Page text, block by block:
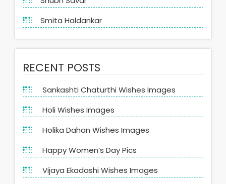
Smita Haldankar
RECENT POSTS
Sankashti Chaturthi Wishes Images
Holi Wishes Images
Holika Dahan Wishes Images
Happy Women’s Day Pics
Vijaya Ekadashi Wishes Images